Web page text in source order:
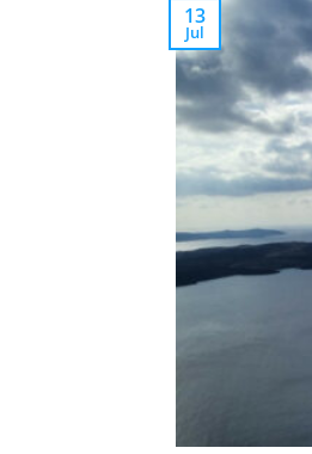
13
Jul